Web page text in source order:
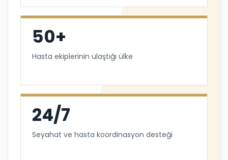
50+
Hasta ekiplerinin ulaştığı ülke
24/7
Seyahat ve hasta koordinasyon desteği